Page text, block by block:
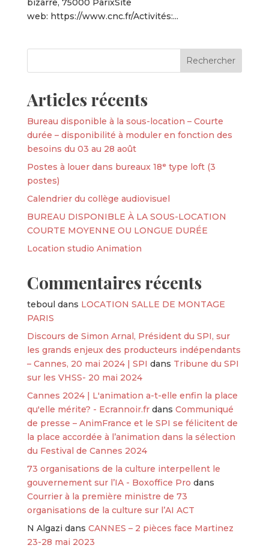
bizarre, 75000 ParixSite
web: https://www.cnc.fr/Activités:...
Articles récents
Bureau disponible à la sous-location – Courte
durée – disponibilité à moduler en fonction des
besoins du 03 au 28 août
Postes à louer dans bureaux 18ᵉ type loft (3
postes)
Calendrier du collège audiovisuel
BUREAU DISPONIBLE À LA SOUS-LOCATION
COURTE MOYENNE OU LONGUE DURÉE
Location studio Animation
Commentaires récents
teboul dans LOCATION SALLE DE MONTAGE
PARIS
Discours de Simon Arnal, Président du SPI, sur
les grands enjeux des producteurs indépendants
– Cannes, 20 mai 2024 | SPI dans Tribune du SPI
sur les VHSS- 20 mai 2024
Cannes 2024 | L'animation a-t-elle enfin la place
qu'elle mérite? - Ecrannoir.frdans Communiqué
de presse – AnimFrance et le SPI se félicitent de
la place accordée à l’animation dans la sélection
du Festival de Cannes 2024
73 organisations de la culture interpellent le
gouvernement sur l’IA - Boxoffice Pro dans
Courrier à la première ministre de 73
organisations de la culture sur l’AI ACT
N Algazi dans CANNES – 2 pièces face Martinez
23-28 mai 2023